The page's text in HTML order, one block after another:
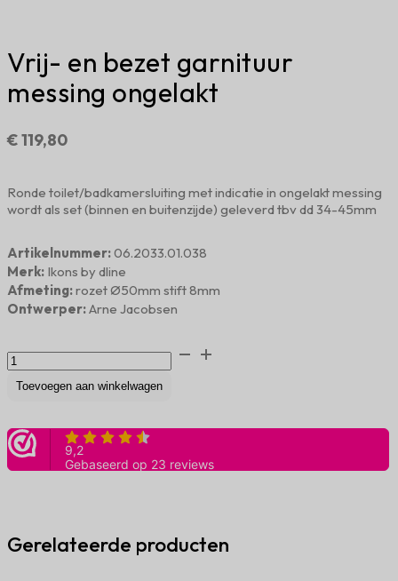
Vrij- en bezet garnituur
messing ongelakt
€119,80
Ronde toilet/badkamersluiting met indicatie in ongelakt messing
wordt als set (binnen en buitenzijde) geleverd tbv dd 34-45mm
Artikelnummer:06.2033.01.038
Merk: Ikons by dline
Afmeting:rozet Ø50mm stift 8mm
Ontwerper:Arne Jacobsen
Vrij-
en
bezet
ongelakt
aantal
Toevoegen aan winkelwagen
Gerelateerde producten